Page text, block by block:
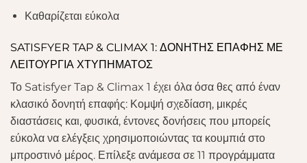
Καθαρίζεται εύκολα
SATISFYER TAP & CLIMAX 1: ΔΟΝΗΤΗΣ ΕΠΑΦΗΣ ΜΕ
ΛΕΙΤΟΥΡΓΙΑ ΧΤΥΠΗΜΑΤΟΣ
Το Satisfyer Tap & Climax 1 έχει όλα όσα θες από έναν
κλασικό δονητή επαφής: Κομψή σχεδίαση, μικρές
διαστάσεις και, φυσικά, έντονες δονήσεις που μπορείς
εύκολα να ελέγξεις χρησιμοποιώντας τα κουμπιά στο
μπροστινό μέρος. Επίλεξε ανάμεσα σε 11 προγράμματα